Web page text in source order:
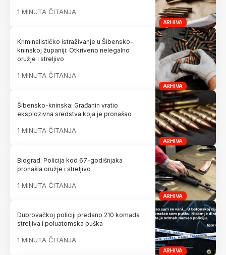
ARHIVA
1 MINUTA ČITANJA
ARHIVA
Kriminalističko istraživanje u Šibensko-
kninskoj županiji: Otkriveno nelegalno
oružje i streljivo
1 MINUTA ČITANJA
ARHIVA
Šibensko-kninska: Građanin vratio
eksplozivna sredstva koja je pronašao
1 MINUTA ČITANJA
ARHIVA
Biograd: Policija kod 67-godišnjaka
pronašla oružje i streljivo
1 MINUTA ČITANJA
ARHIVA
Dubrovačkoj policiji predano 210 komada
streljiva i poluatomska puška
1 MINUTA ČITANJA